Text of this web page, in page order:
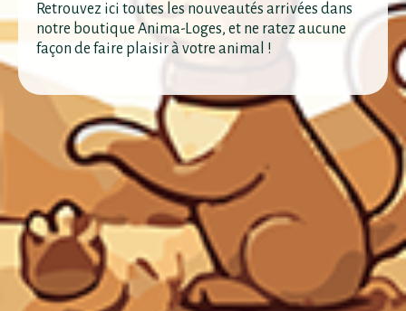
Retrouvez ici toutes les nouveautés arrivées dans
notre boutique Anima-Loges, et ne ratez aucune
façon de faire plaisir à votre animal !